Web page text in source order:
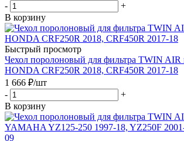
-
+
В корзину
Быстрый просмотр
Чехол поролоновый для фильтра TWIN
HONDA CRF250R 2018, CRF450R 2017-18
1 666 ₽/шт
-
+
В корзину